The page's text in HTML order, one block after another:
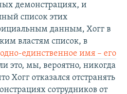
демонстрациях, и
список этих
данным, Хогг в
властям список, в
одно-единственное имя – его
это, мы, вероятно, никогда
Хогг отказался отстранять
сотрудников от